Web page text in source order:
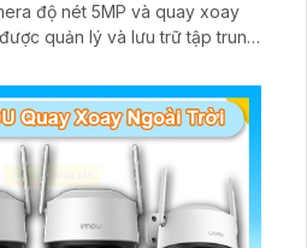
độ nét 5MP và quay xoay
quản lý và lưu trữ tập trung